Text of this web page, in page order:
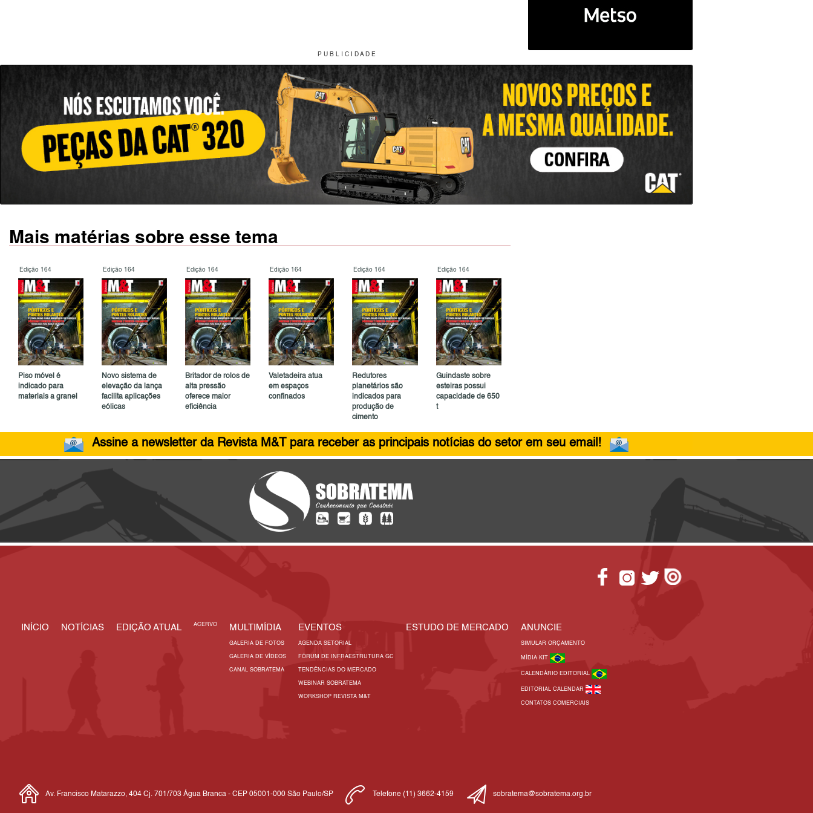
P U B L I C I D A D E
Mais matérias sobre esse tema
Edição 164
Piso móvel é
indicado para
materiais a granel
Edição 164
Novo sistema de
elevação da lança
facilita aplicações
eólicas
Edição 164
Britador de rolos de
alta pressão
oferece maior
eficiência
Edição 164
Valetadeira atua
em espaços
confinados
Edição 164
Redutores
planetários são
indicados para
produção de
cimento
Edição 164
Guindaste sobre
esteiras possui
capacidade de 650
t
Assine a newsletter da Revista M&T para receber as principais notícias do setor em seu email!
INÍCIO NOTÍCIAS EDIÇÃO ATUAL ACERVO MULTIMÍDIA
GALERIA DE FOTOS
GALERIA DE VÍDEOS
CANAL SOBRATEMA
EVENTOS
AGENDA SETORIAL
FÓRUM DE INFRAESTRUTURA GC
TENDÊNCIAS DO MERCADO
WEBINAR SOBRATEMA
WORKSHOP REVISTA M&T
ESTUDO DE MERCADO ANUNCIE
SIMULAR ORÇAMENTO
MÍDIA KIT
CALENDÁRIO EDITORIAL
EDITORIAL CALENDAR
CONTATOS COMERCIAIS
Av. Francisco Matarazzo, 404 Cj. 701/703 Água Branca - CEP 05001-000 São Paulo/SP Telefone (11) 3662-4159 sobratema@sobratema.org.br